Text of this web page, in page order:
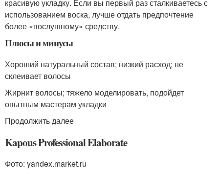
красивую укладку. Если вы первый раз сталкиваетесь с
использованием воска, лучше отдать предпочтение
более «послушному» средству.
Плюсы и минусы
Хороший натуральный состав; низкий расход; не
склеивает волосы
Жирнит волосы; тяжело моделировать, подойдет
опытным мастерам укладки
Продолжить далее
Kapous Professional Elaborate
Фото: yandex.market.ru